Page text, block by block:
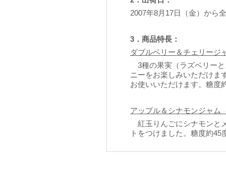
2007年8月17日（金）から
3．商品特長：
ダブルベリー＆チェリージ
3種の果実（ラズベリー
ニーをお楽しみいただけま
お使いいただけます。糖度
アップル＆シナモンジャム
紅玉りんごにシナモンと
トをつけました。糖度約45